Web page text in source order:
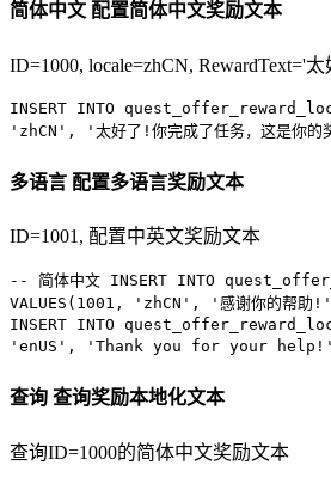
简体中文 配置简体中文奖励文本
ID=1000, locale=zhCN, RewardText='
INSERT INTO
'zhCN' , '太好了!你完成了任务，这是你
多语言 配置多语言奖励文本
ID=1001, 配置中英文奖励文本
-- 简体中文 INSERT INTO
VALUES ( 1001 , 'zhCN' , '感谢你的帮助!'
INSERT INTO
'enUS' , 'Thank you for your help!'
查询 查询奖励本地化文本
查询ID=1000的简体中文奖励文本